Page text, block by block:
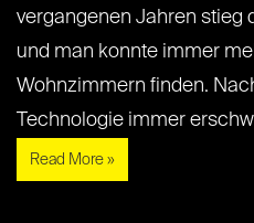
vergangenen Jahren stieg
und man konnte immer
Wohnzimmern finden.
Technologie immer
Read More »